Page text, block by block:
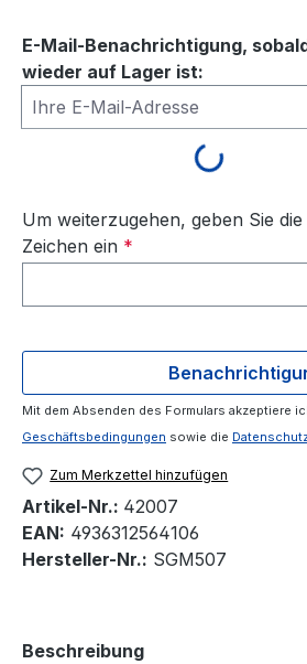
E-Mail-Benachrichtigung,
wieder auf Lager ist:
Ihre E-Mail-Adresse
Loading...
Um weiterzugehen, geben Sie
Zeichen ein *
Mit dem Absenden des Formulars akzeptiere
Geschäftsbedingungen sowie die
Zum Merkzettel hinzufügen
Artikel-Nr.: 42007
EAN: 4936312564106
Hersteller-Nr.: SGM507
Beschreibung